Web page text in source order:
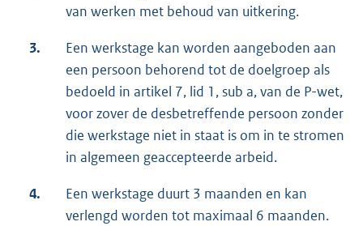
van werken met behoud van uitkering.
3.
Een werkstage kan worden aangeboden aan
een persoon behorend tot de doelgroep als
bedoeld in artikel 7, lid 1, sub a, van de P-wet,
voor zover de desbetreffende persoon zonder
die werkstage niet in staat is om in te stromen
in algemeen geaccepteerde arbeid.
4.
Een werkstage duurt 3 maanden en kan
verlengd worden tot maximaal 6 maanden.